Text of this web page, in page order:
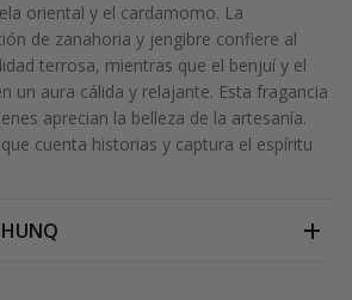
oriental y el cardamomo. La
de zanahoria y jengibre confiere al
terrosa, mientras que el benjuí y el
un aura cálida y relajante. Esta fragancia
aprecian la belleza de la artesanía.
cuenta historias y captura el espíritu
HUNQ